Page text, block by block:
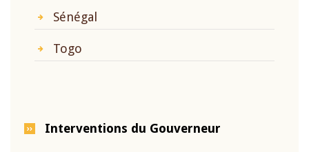
Sénégal
Togo
Interventions du Gouverneur